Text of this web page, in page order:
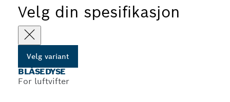
Velg din spesifikasjon
Velg variant
BLÅSEDYSE
For luftvifter